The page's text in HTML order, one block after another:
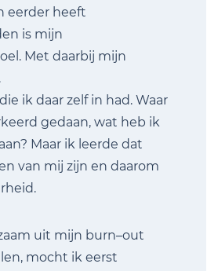
eerder heeft
is mijn
Met daarbij mijn
ik daar zelf in had. Waar
gedaan, wat heb ik
Maar ik leerde dat
van mij zijn en daarom
uit mijn burn–out
mocht ik eerst